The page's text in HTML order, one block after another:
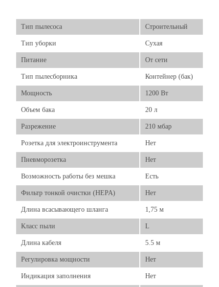
Тип пылесоса Строительный
Тип уборки Сухая
Питание От сети
Тип пылесборника Контейнер (бак)
Мощность 1200 Вт
Объем бака 20 л
Разрежение 210 мбар
Розетка для электроинструмента Нет
Пневморозетка Нет
Возможность работы без мешка Есть
Фильтр тонкой очистки (HEPA) Нет
Длина всасывающего шланга 1,75 м
Класс пыли L
Длина кабеля 5.5 м
Регулировка мощности Нет
Индикация заполнения Нет